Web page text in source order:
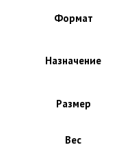
Формат
Назначение
Размер
Вес